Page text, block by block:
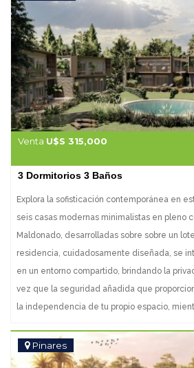
Venta U$S 315,000
3 Dormitorios 3 Baños
Explora la sofisticación contemporánea en
seis casas modernas minimalistas en pleno
Maldonado, desarrolladas sobre sobre un
residencia, cuidadosamente diseñada, se
en un entorno compartido, brindando la
vez que la seguridad añadida que
la independencia de tu propio espacio,
esta fusión de modernidad y conexión te
máxima expresión. Construido a detalle con
Pinares